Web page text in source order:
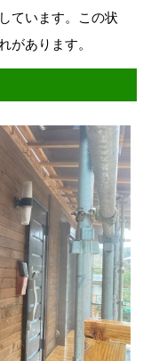
ています。この状
があります。